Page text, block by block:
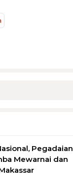
Pegadaian
Mewarnai dan